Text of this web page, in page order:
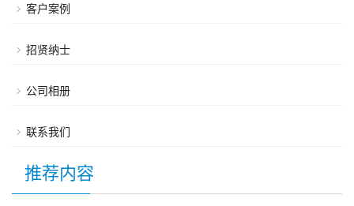
客户案例
招贤纳士
公司相册
联系我们
推荐内容